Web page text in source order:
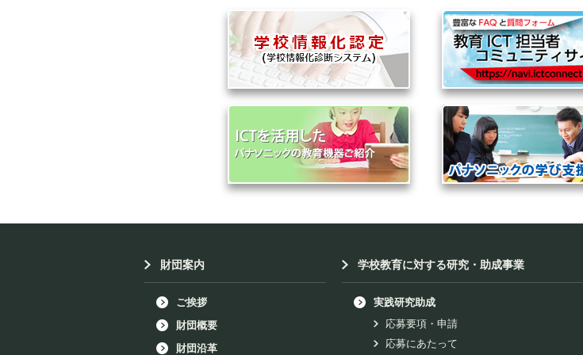
財団案内
ご挨拶
財団概要
財団沿革
学校教育に対する研究・助成事業
実践研究助成
応募要項・申請
応募にあたって